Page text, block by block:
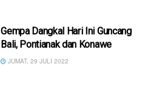
Gempa Dangkal Hari Ini Guncang
Bali, Pontianak dan Konawe
JUMAT, 29 JULI 2022